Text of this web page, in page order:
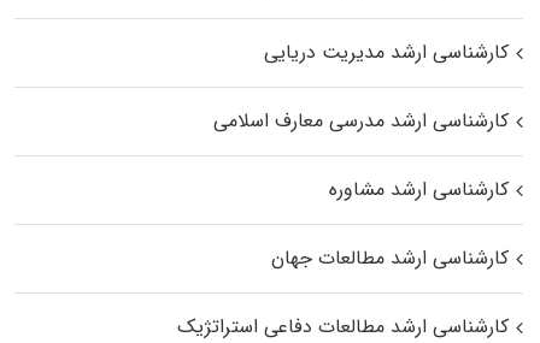
کارشناسی ارشد مدیریت دریایی
کارشناسی ارشد مدرسی معارف اسلامی
کارشناسی ارشد مشاوره
کارشناسی ارشد مطالعات جهان
کارشناسی ارشد مطالعات دفاعی استراتژیک